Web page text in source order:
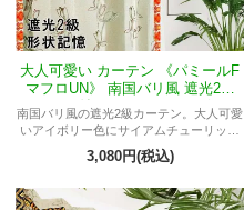
大人可愛い カーテン 《パミールF
マフロUN》 南国バリ風 遮光2級
バランス付きフラット アイボリー
色 サイアムチューリップ柄
南国バリ風の遮光2級カーテン。大人可愛
いアイボリー色にサイアムチューリップ
柄が華やか。男女兼用。
3,080円(税込)